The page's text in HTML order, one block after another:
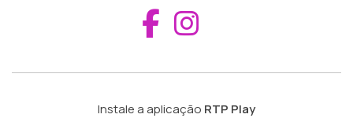
Aceder ao
Instale a aplicação RTP Play